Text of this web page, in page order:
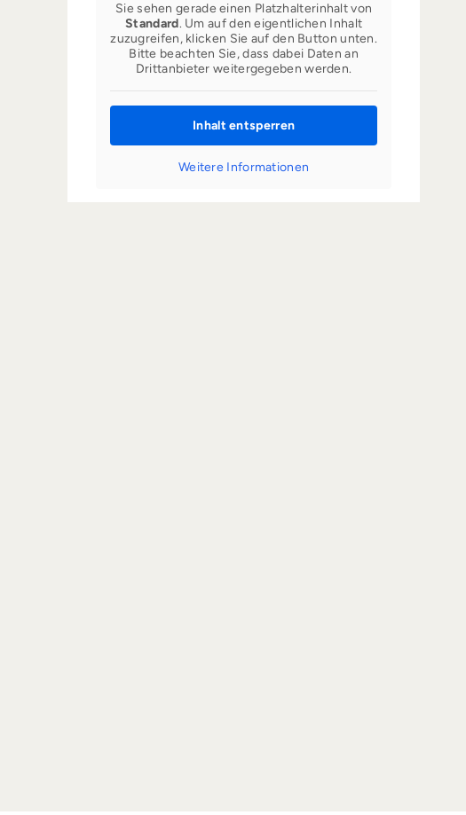
Sie sehen gerade einen Platzhalterinhalt von
Standard. Um auf den eigentlichen Inhalt
zuzugreifen, klicken Sie auf den Button unten.
Bitte beachten Sie, dass dabei Daten an
Drittanbieter weitergegeben werden.
Inhalt entsperren
Weitere Informationen